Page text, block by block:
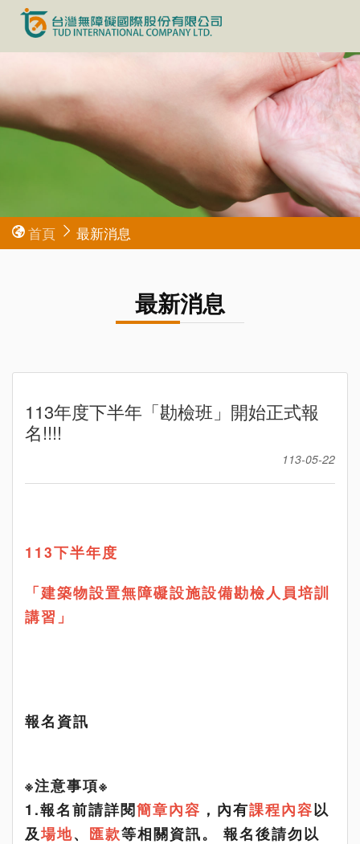
首頁 最新消息
最新消息
113年度下半年「勘檢班」開始正式報
名!!!!
113-05-22
113下半年度
「建築物設置無障礙設施設備勘檢人員培訓
講習」
報名資訊
※注意事項※
1.報名前請詳閱簡章內容 ，內有課程內容以
及場地、 匯款等相關資訊。 報名後請勿以